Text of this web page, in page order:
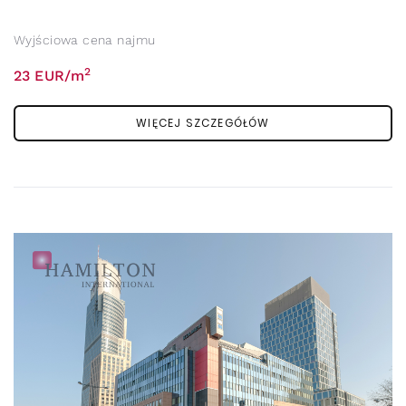
Wyjściowa cena najmu
23 EUR/m2
WIĘCEJ SZCZEGÓŁÓW